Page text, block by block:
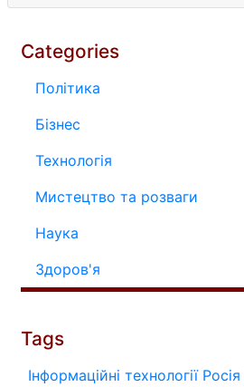
Categories
Політика
Бізнес
Технологія
Мистецтво та розваги
Наука
Здоров'я
Tags
Інформаційні технології Росія